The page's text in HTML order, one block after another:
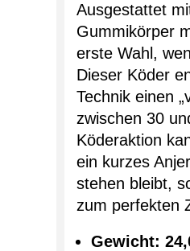
Ausgestattet
Gummikörper
erste Wahl,
Dieser Köder
Technik einen
zwischen 30
Köderaktion
ein kurzes
stehen bleibt,
zum perfekten
Gewicht: